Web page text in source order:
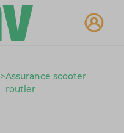
>Assurance scooter
routier